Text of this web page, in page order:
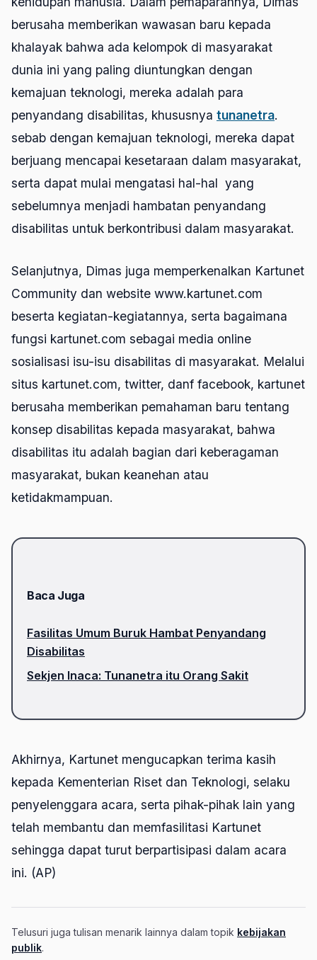
berusaha memberikan wawasan baru kepada
khalayak bahwa ada kelompok di masyarakat
dunia ini yang paling diuntungkan dengan
kemajuan teknologi, mereka adalah para
penyandang disabilitas, khususnya tunanetra.
sebab dengan kemajuan teknologi, mereka dapat
berjuang mencapai kesetaraan dalam masyarakat,
serta dapat mulai mengatasi hal-hal yang
sebelumnya menjadi hambatan penyandang
disabilitas untuk berkontribusi dalam masyarakat.
Selanjutnya, Dimas juga memperkenalkan Kartunet
Community dan website www.kartunet.com
beserta kegiatan-kegiatannya, serta bagaimana
fungsi kartunet.com sebagai media online
sosialisasi isu-isu disabilitas di masyarakat. Melalui
situs kartunet.com, twitter, danf facebook, kartunet
berusaha memberikan pemahaman baru tentang
konsep disabilitas kepada masyarakat, bahwa
disabilitas itu adalah bagian dari keberagaman
masyarakat, bukan keanehan atau
ketidakmampuan.
Baca Juga
Fasilitas Umum Buruk Hambat Penyandang
Disabilitas
Sekjen Inaca: Tunanetra itu Orang Sakit
Akhirnya, Kartunet mengucapkan terima kasih
kepada Kementerian Riset dan Teknologi, selaku
penyelenggara acara, serta pihak-pihak lain yang
telah membantu dan memfasilitasi Kartunet
sehingga dapat turut berpartisipasi dalam acara
ini. (AP)
Telusuri juga tulisan menarik lainnya dalam topik kebijakan
publik.